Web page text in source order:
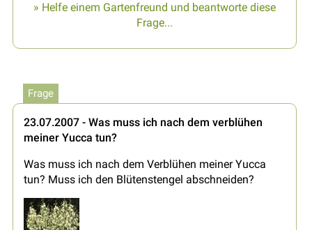
» Helfe einem Gartenfreund und beantworte diese
Frage...
Frage
23.07.2007 - Was muss ich nach dem verblühen
meiner Yucca tun?
Was muss ich nach dem Verblühen meiner Yucca
tun? Muss ich den Blütenstengel abschneiden?